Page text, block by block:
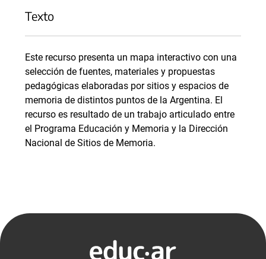
Texto
Este recurso presenta un mapa interactivo con una
selección de fuentes, materiales y propuestas
pedagógicas elaboradas por sitios y espacios de
memoria de distintos puntos de la Argentina. El
recurso es resultado de un trabajo articulado entre
el Programa Educación y Memoria y la Dirección
Nacional de Sitios de Memoria.